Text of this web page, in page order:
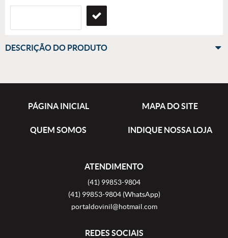
DESCRIÇÃO DO PRODUTO
PÁGINA INICIAL MAPA DO SITE
QUEM SOMOS INDIQUE NOSSA LOJA
ATENDIMENTO
(41) 99853-9804
(41)99853-9804 (WhatsApp)
portaldovinil@hotmail.com
REDES SOCIAIS